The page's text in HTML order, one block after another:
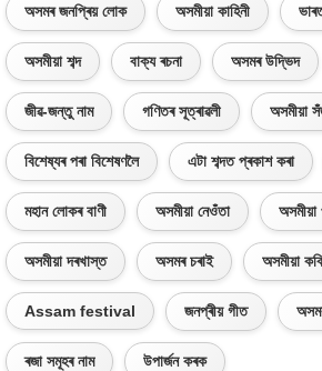
অসমৰ জনপ্ৰিয় লোক অসমীয়া কাহিনী
অসমীয়া শব্দ বাক্য ৰচনা অসমৰ উদ্ভিদ
জীৱ-জন্তু নাম গণিতৰ সূত্ৰাৱলী অসমীয়া
বিশেষ্যৰ পৰা বিশেষণলৈ এটা শব্দত প্ৰকাশ কৰা
মহান লোকৰ বাণী অসমীয়া নেওঁতা অসমীয়া
অসমীয়া দৰখাস্ত অসমৰ চৰাই অসমীয়া
Assam festival জনপ্ৰীয় গীত
ৰজা সমূহৰ নাম উপাৰ্জন কৰক